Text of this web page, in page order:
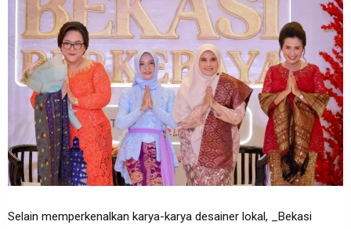
Selain memperkenalkan karya-karya desainer lokal, _Bekasi